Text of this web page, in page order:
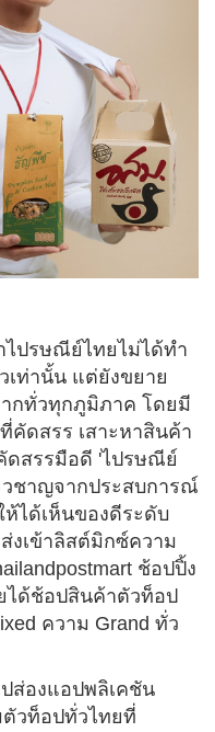
ปรษณีย์ไทยไม่ได้ทำ
เท่านั้น แต่ยังขยาย
ากทั่วทุกภูมิภาค โดยมี
คัดสรร เสาะหาสินค้า
ดสรรมือดี 'ไปรษณีย์
ชาญจากประสบการณ์
ห้ได้เห็นของดีระดับ
งเข้าลิสต์มิกซ์ความ
ช้อปปิ้ง
ได้ช้อปสินค้าตัวท็อป
ความ Grand ทั่ว
ปส่องแอปพลิเคชัน
ตัวท็อปทั่วไทยที่